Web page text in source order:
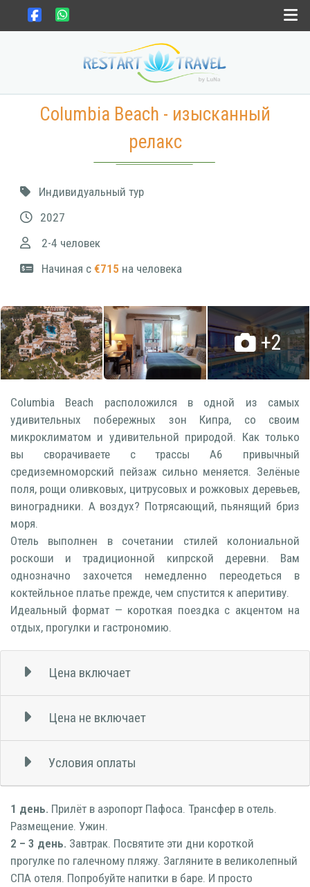
Выбрать месяц
Новости
Контакты
Columbia Beach - изысканный
релакс
Индивидуальный тур
2027
2-4 человек
Начиная с €715 на человека
+2
Columbia Beach расположился в одной из самых
удивительных побережных зон Кипра, со своим
микроклиматом и удивительной природой. Как только
вы сворачиваете с трассы А6 привычный
средиземноморский пейзаж сильно меняется. Зелёные
поля, рощи оливковых, цитрусовых и рожковых деревьев,
виноградники. А воздух? Потрясающий, пьянящий бриз
моря.
Отель выполнен в сочетании стилей колониальной
роскоши и традиционной кипрской деревни. Вам
однозначно захочется немедленно переодеться в
коктейльное платье прежде, чем спустится к аперитиву.
Идеальный формат — короткая поездка с акцентом на
отдых, прогулки и гастрономию.
Цена включает
Цена не включает
Условия оплаты
1 день. Прилёт в аэропорт Пафоса. Трансфер в отель.
Размещение. Ужин.
2 – 3 день. Завтрак. Посвятите эти дни короткой
прогулке по галечному пляжу. Загляните в великолепный
СПА отеля. Попробуйте напитки в баре. И просто